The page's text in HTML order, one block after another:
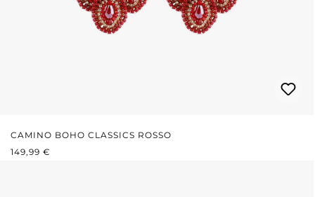
CAMINO BOHO CLASSICS ROSSO
PREZZO NORMALE:
149,99 €